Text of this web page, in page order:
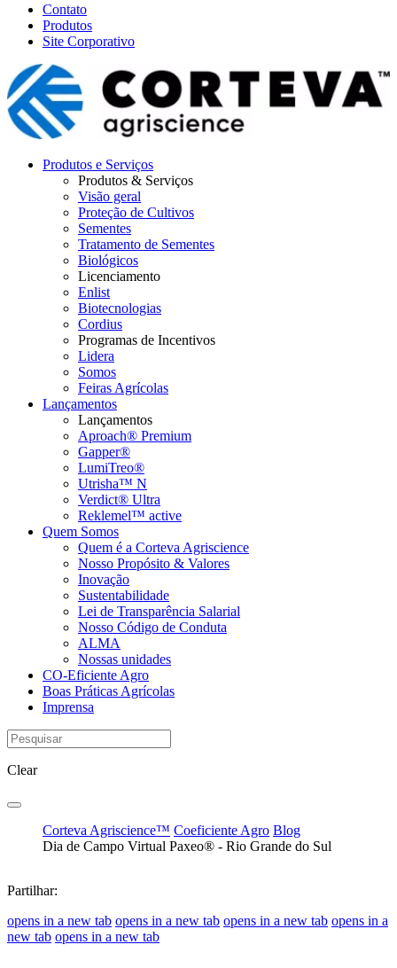
Contato
Produtos
Site Corporativo
Produtos e Serviços
Produtos & Serviços
Visão geral
Proteção de Cultivos
Sementes
Tratamento de Sementes
Biológicos
Licenciamento
Enlist
Biotecnologias
Cordius
Programas de Incentivos
Lidera
Somos
Feiras Agrícolas
Lançamentos
Lançamentos
Aproach® Premium
Gapper®
LumiTreo®
Utrisha™ N
Verdict® Ultra
Reklemel™ active
Quem Somos
Quem é a Corteva Agriscience
Nosso Propósito & Valores
Inovação
Sustentabilidade
Lei de Transparência Salarial
Nosso Código de Conduta
ALMA
Nossas unidades
CO-Eficiente Agro
Boas Práticas Agrícolas
Imprensa
Clear
Corteva Agriscience™ Coeficiente Agro Blog
Dia de Campo Virtual Paxeo® - Rio Grande do Sul
Partilhar:
opens in a new tab opens in a new tab opens in a new tab opens in a
new tab opens in a new tab